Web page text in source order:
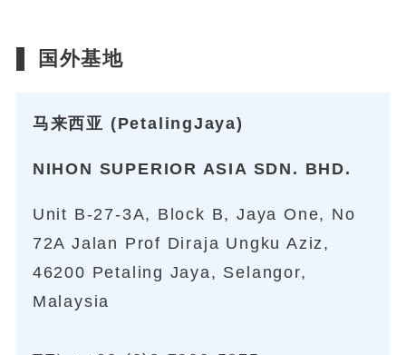
国外基地
马来西亚 (PetalingJaya)
NIHON SUPERIOR ASIA SDN. BHD.
Unit B-27-3A, Block B, Jaya One, No
72A Jalan Prof Diraja Ungku Aziz,
46200 Petaling Jaya, Selangor,
Malaysia